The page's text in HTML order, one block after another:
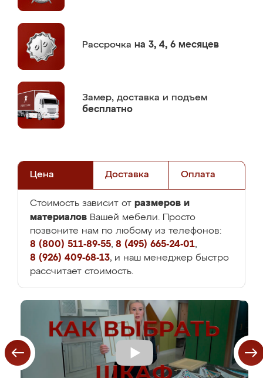
Рассрочка на 3, 4, 6 месяцев
Замер, доставка и подъем
бесплатно
Цена Доставка Оплата
Стоимость зависит от размеров и
материалов Вашей мебели. Просто
позвоните нам по любому из телефонов:
8 (800) 511-89-55, 8 (495) 665-24-01,
8 (926) 409-68-13, и наш менеджер быстро
рассчитает стоимость.